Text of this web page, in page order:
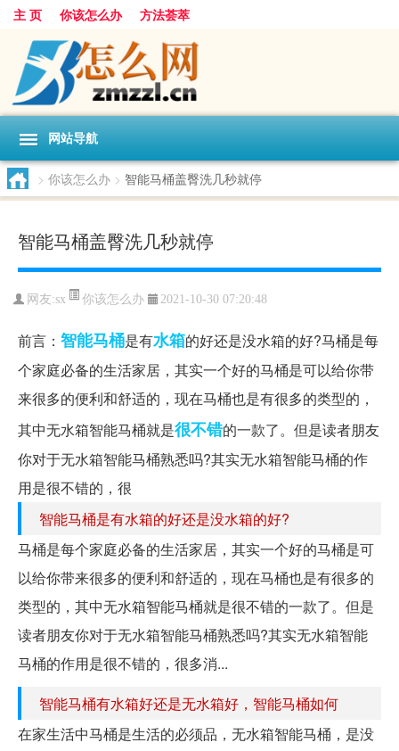
主 页 你该怎么办 方法荟萃
网站导航
> 你该怎么办 > 智能马桶盖臀洗几秒就停
智能马桶盖臀洗几秒就停
网友:sx 你该怎么办 2021-10-30 07:20:48
前言： 智能马桶是有水箱的好还是没水箱的好?马桶是每
个家庭必备的生活家居，其实一个好的马桶是可以给你带
来很多的便利和舒适的，现在马桶也是有很多的类型的，
其中无水箱智能马桶就是很不错的一款了。但是读者朋友
你对于无水箱智能马桶熟悉吗?其实无水箱智能马桶的作
用是很不错的，很
智能马桶是有水箱的好还是没水箱的好?
马桶是每个家庭必备的生活家居，其实一个好的马桶是可
以给你带来很多的便利和舒适的，现在马桶也是有很多的
类型的，其中无水箱智能马桶就是很不错的一款了。但是
读者朋友你对于无水箱智能马桶熟悉吗?其实无水箱智能
马桶的作用是很不错的，很多消...
智能马桶有水箱好还是无水箱好，智能马桶如何
在家生活中马桶是生活的必须品，无水箱智能马桶，是没